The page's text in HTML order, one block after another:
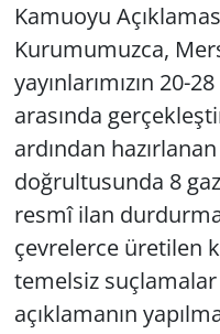
Kamuoyu
Kurumumuzca,
yayınlarımızın 20-
arasında
ardından
doğrultusunda 8
resmî ilan
çevrelerce üretilen
temelsiz suçlamalar
açıklamanın
SİYASET
SPOR
Yerel